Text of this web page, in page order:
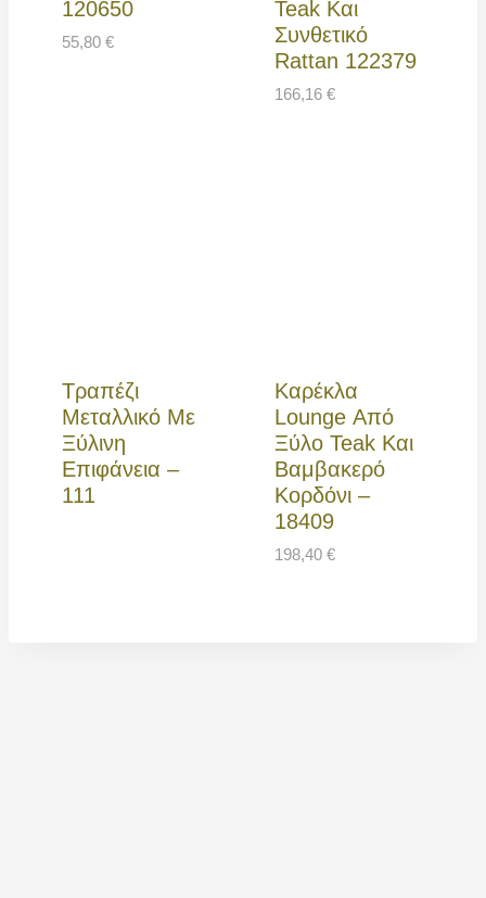
120650
55,80 €
Teak Και
Συνθετικό
Rattan 122379
166,16 €
Τραπέζι
Μεταλλικό Με
Ξύλινη
Επιφάνεια –
111
Καρέκλα
Lounge Από
Ξύλο Teak Και
Βαμβακερό
Κορδόνι –
18409
198,40 €